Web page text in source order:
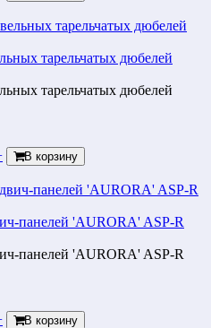
тарельчатых дюбелей
тарельчатых дюбелей
В корзину
панелей 'AURORA' ASP-R
панелей 'AURORA' ASP-R
В корзину